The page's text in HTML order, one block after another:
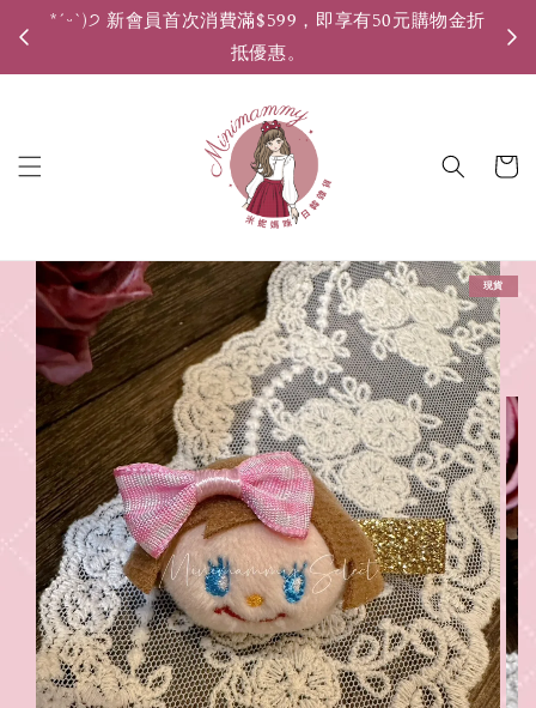
*ˊᵕˋ)੭ 新會員首次消費滿$599，即享有50元購物金折
抵優惠。
現貨